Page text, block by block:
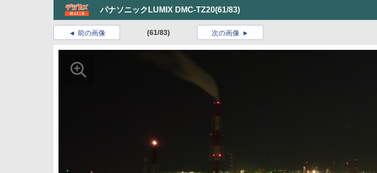
パナソニックLUMIX DMC-TZ20(61/83)
前の画像 (61/83) 次の画像